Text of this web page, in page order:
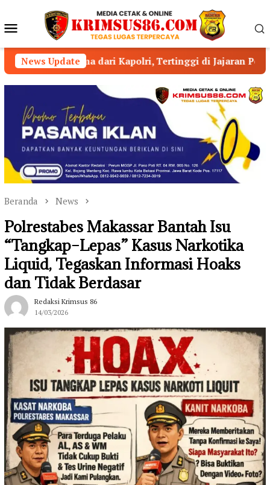
konten Menu
Mobile
News Update
dari Kapolri, Tertinggi di Jajaran Polda NTB
Beranda News
Polrestabes Makassar Bantah Isu
“Tangkap–Lepas” Kasus Narkotika
Liquid, Tegaskan Informasi Hoaks
dan Tidak Berdasar
Redaksi Krimsus 86
14/03/2026